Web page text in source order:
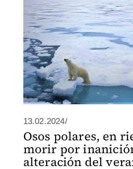
13.02.2024/
Osos polares, en
morir por
alteración del